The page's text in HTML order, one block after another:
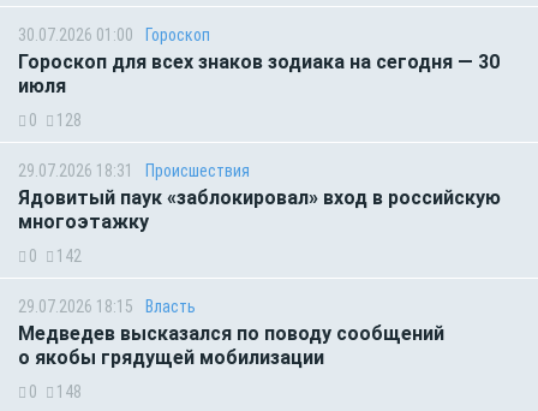
30.07.2026 01:00 Гороскоп
Гороскоп для всех знаков зодиака на сегодня — 30
июля
0 128
29.07.2026 18:31 Происшествия
Ядовитый паук «заблокировал» вход в российскую
многоэтажку
0 142
29.07.2026 18:15 Власть
Медведев высказался по поводу сообщений
о якобы грядущей мобилизации
0 148